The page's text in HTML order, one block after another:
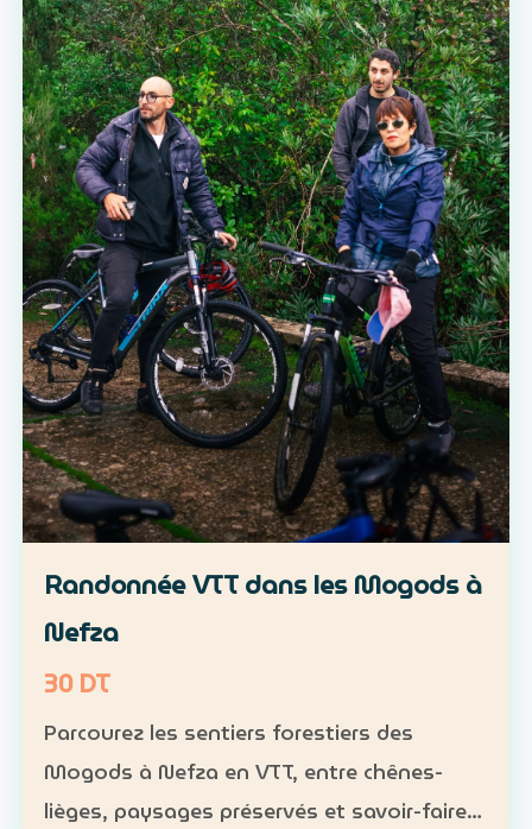
Randonnée VTT dans les Mogods à
Nefza
30 DT
Parcourez les sentiers forestiers des
Mogods à Nefza en VTT, entre chênes-
lièges, paysages préservés et savoir-faire